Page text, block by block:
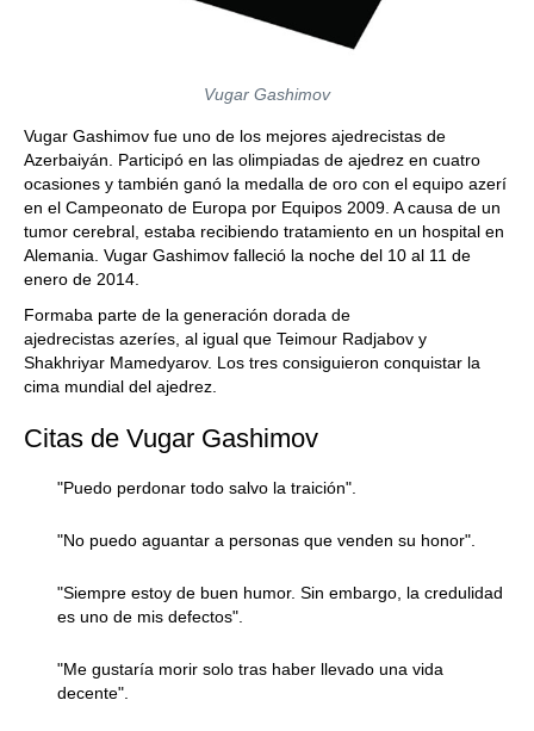
Vugar Gashimov
Vugar Gashimov fue uno de los mejores ajedrecistas de
Azerbaiyán. Participó en las olimpiadas de ajedrez en cuatro
ocasiones y también ganó la medalla de oro con el equipo azerí
en el Campeonato de Europa por Equipos 2009. A causa de un
tumor cerebral, estaba recibiendo tratamiento en un hospital en
Alemania. Vugar Gashimov falleció la noche del 10 al 11 de
enero de 2014.
Formaba parte de la generación dorada de
ajedrecistas azeríes, al igual que Teimour Radjabov y
Shakhriyar Mamedyarov. Los tres consiguieron conquistar la
cima mundial del ajedrez.
Citas de Vugar Gashimov
"Puedo perdonar todo salvo la traición".
"No puedo aguantar a personas que venden su honor".
"Siempre estoy de buen humor. Sin embargo, la credulidad
es uno de mis defectos".
"Me gustaría morir solo tras haber llevado una vida
decente".